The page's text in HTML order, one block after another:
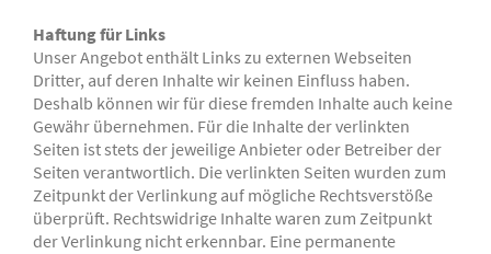
Haftung für Links
Unser Angebot enthält Links zu externen Webseiten
Dritter, auf deren Inhalte wir keinen Einfluss haben.
Deshalb können wir für diese fremden Inhalte auch keine
Gewähr übernehmen. Für die Inhalte der verlinkten
Seiten ist stets der jeweilige Anbieter oder Betreiber der
Seiten verantwortlich. Die verlinkten Seiten wurden zum
Zeitpunkt der Verlinkung auf mögliche Rechtsverstöße
überprüft. Rechtswidrige Inhalte waren zum Zeitpunkt
der Verlinkung nicht erkennbar. Eine permanente